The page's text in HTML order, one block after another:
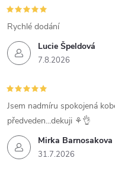
Lucie Špeldová
7.8.2026
Rychlé dodání
Mirka Barnosakova
31.7.2026
Jsem nadmíru spokojená
předveden...dekuji ⚘️👌